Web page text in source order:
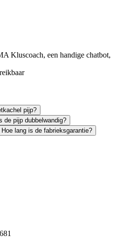
Kluscoach, een handige chatbot,
pijp?
de pijp dubbelwandig?
Hoe lang is de fabrieksgarantie?